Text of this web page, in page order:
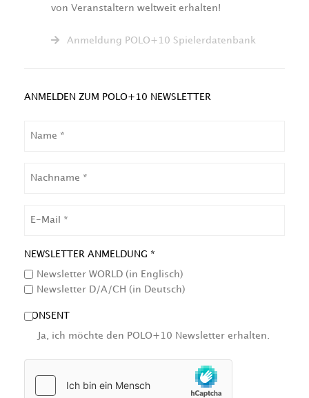
von Veranstaltern weltweit erhalten!
Anmeldung POLO+10 Spielerdatenbank
ANMELDEN ZUM POLO+10 NEWSLETTER
NEWSLETTER ANMELDUNG *
Newsletter WORLD (in Englisch)
Newsletter D/A/CH (in Deutsch)
CONSENT
Ja, ich möchte den POLO+10 Newsletter erhalten.